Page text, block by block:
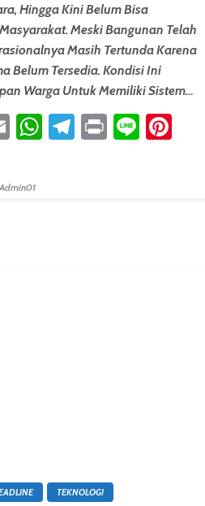
Hingga Kini Belum Bisa
Meski Bangunan Telah
Masih Tertunda Karena
Belum Tersedia. Kondisi Ini
Warga Untuk Memiliki Sistem…
EmailWhatsApp
Telegram
Print
Line
Admin01
TEKNOLOGI